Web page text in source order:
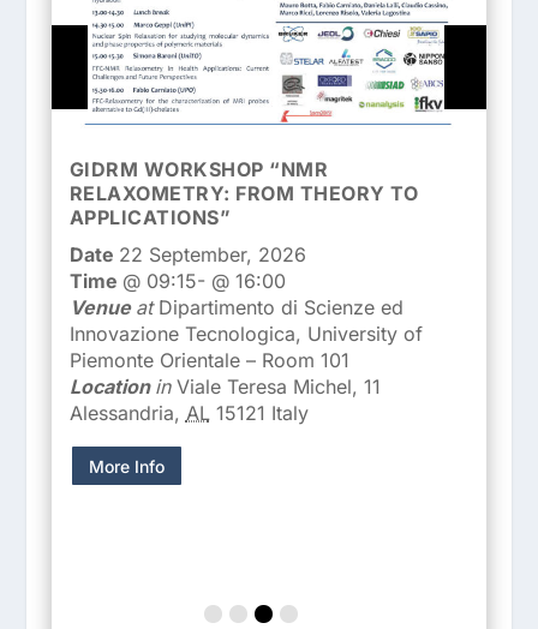
GIDRM WORKSHOP “NMR
RELAXOMETRY: FROM THEORY TO
APPLICATIONS”
Date 22 September, 2026
Time @ 09:15- @ 16:00
Venue at Dipartimento di Scienze ed
Innovazione Tecnologica, University of
Piemonte Orientale – Room 101
Location in Viale Teresa Michel, 11
Alessandria, AL 15121 Italy
More Info